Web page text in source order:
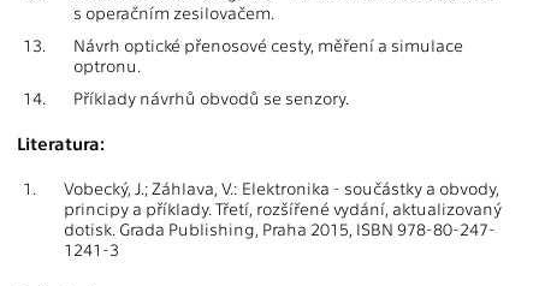
s operačním zesilovačem.
13.
Návrh optické přenosové cesty, měření a simulace
optronu.
14.
Příklady návrhů obvodů se senzory.
Literatura:
1.
Vobecký, J.; Záhlava, V.: Elektronika - součástky a obvody,
principy a příklady. Třetí, rozšířené vydání, aktualizovaný
dotisk. Grada Publishing, Praha 2015, ISBN 978-80-247-
1241-3